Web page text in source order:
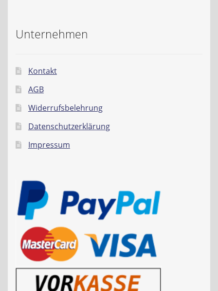
Unternehmen
Kontakt
AGB
Widerrufsbelehrung
Datenschutzerklärung
Impressum